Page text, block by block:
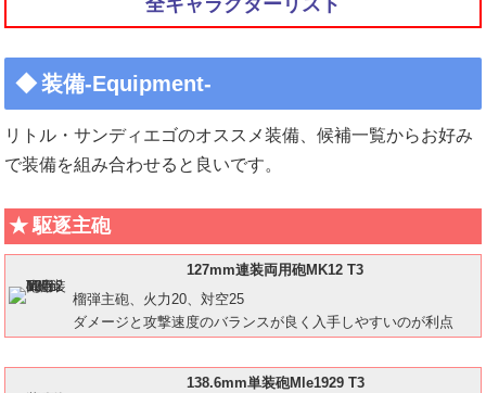
装備-Equipment-
リトル・サンディエゴのオススメ装備、候補一覧からお好み
で装備を組み合わせると良いです。
駆逐主砲
127mm連装両用砲MK12 T3
榴弾主砲、火力20、対空25
ダメージと攻撃速度のバランスが良く入手しやすいのが利点
138.6mm単装砲Mle1929 T3